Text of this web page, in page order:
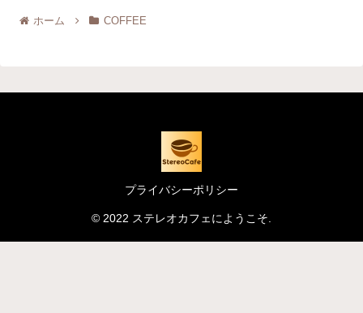
ホーム COFFEE
プライバシーポリシー
© 2022 ステレオカフェにようこそ.